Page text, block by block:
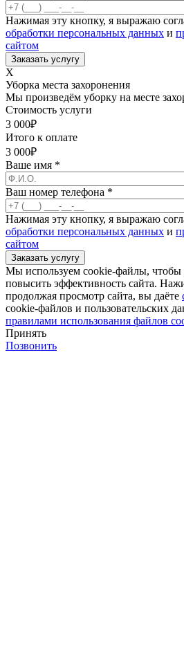
Нажимая эту кнопку, я выражаю
обработки персональных данных и
сайтом
X
Уборка места захоронения
Мы произведём уборку на месте
Стоимость услуги
3 000₽
Итого к оплате
3 000₽
Ваше имя *
Ваш номер телефона *
Нажимая эту кнопку, я выражаю
обработки персональных данных и
сайтом
Мы используем cookie-файлы, чтобы
повысить эффективность сайта.
продолжая просмотр сайта, вы даёте
cookie-файлов и пользовательских
правилами использования файлов
Принять
Позвонить